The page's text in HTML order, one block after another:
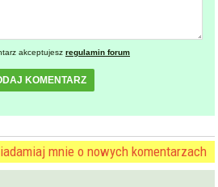
akceptujesz regulamin forum
KOMENTARZ
mnie o nowych komentarzach